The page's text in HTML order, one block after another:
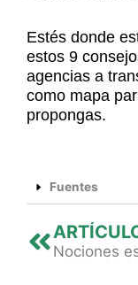
Estés donde
estos 9
agencias a
como mapa
propongas.
Fuentes
Previo